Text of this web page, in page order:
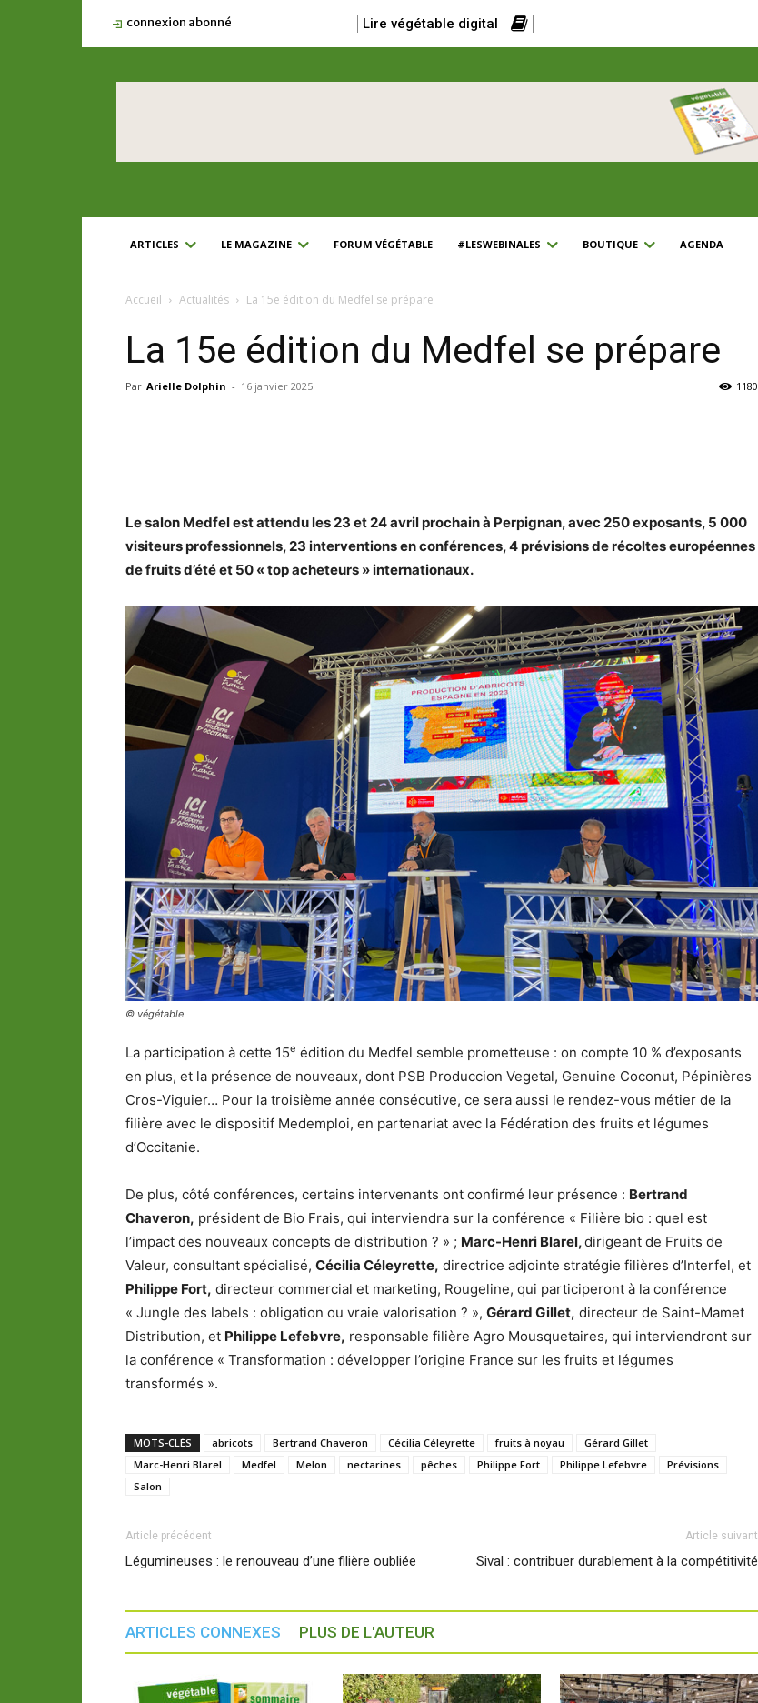
connexion abonné Lire végétable digital
ARTICLES LE MAGAZINE FORUM VÉGÉTABLE #LESWEBINALES BOUTIQUE AGENDA
Accueil Actualités La 15e édition du Medfel se prépare
La 15e édition du Medfel se prépare
Par Arielle Dolphin - 16 janvier 2025 1180
Le salon Medfel est attendu les 23 et 24 avril prochain à Perpignan, avec 250 exposants, 5 000
visiteurs professionnels, 23 interventions en conférences, 4 prévisions de récoltes européennes
de fruits d’été et 50 « top acheteurs » internationaux.
© végétable
La participation à cette 15e édition du Medfel semble prometteuse : on compte 10 % d’exposants
en plus, et la présence de nouveaux, dont PSB Produccion Vegetal, Genuine Coconut, Pépinières
Cros-Viguier… Pour la troisième année consécutive, ce sera aussi le rendez-vous métier de la
filière avec le dispositif Medemploi, en partenariat avec la Fédération des fruits et légumes
d’Occitanie.
De plus, côté conférences, certains intervenants ont confirmé leur présence : Bertrand
Chaveron, président de Bio Frais, qui interviendra sur la conférence « Filière bio : quel est
l’impact des nouveaux concepts de distribution ? » ; Marc-Henri Blarel,dirigeant de Fruits de
Valeur, consultant spécialisé, Cécilia Céleyrette, directrice adjointe stratégie filières d’Interfel, et
Philippe Fort, directeur commercial et marketing, Rougeline, qui participeront à la conférence
« Jungle des labels : obligation ou vraie valorisation ? », Gérard Gillet, directeur de Saint-Mamet
Distribution, et Philippe Lefebvre, responsable filière Agro Mousquetaires, qui interviendront sur
la conférence « Transformation : développer l’origine France sur les fruits et légumes
transformés ».
MOTS-CLÉS abricots Bertrand Chaveron Cécilia Céleyrette fruits à noyau
Gérard Gillet
Marc-Henri Blarel
Medfel Melon nectarines pêches Philippe Fort Philippe Lefebvre
Prévisions
Salon
Article précédent
Légumineuses : le renouveau d’une filière oubliée
Article suivant
Sival : contribuer durablement à la compétitivité
ARTICLES CONNEXES PLUS DE L'AUTEUR